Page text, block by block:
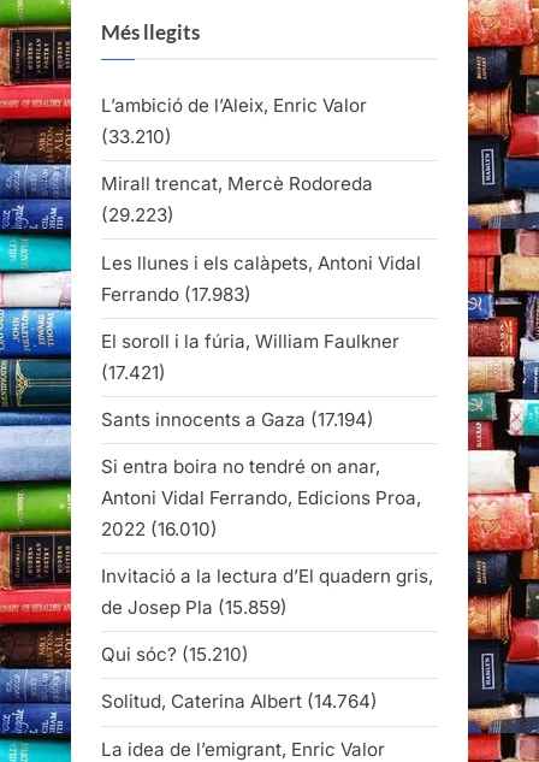
Més llegits
L’ambició de l’Aleix, Enric Valor
(33.210)
Mirall trencat, Mercè Rodoreda
(29.223)
Les llunes i els calàpets, Antoni Vidal
Ferrando (17.983)
El soroll i la fúria, William Faulkner
(17.421)
Sants innocents a Gaza (17.194)
Si entra boira no tendré on anar,
Antoni Vidal Ferrando, Edicions Proa,
2022 (16.010)
Invitació a la lectura d’El quadern gris,
de Josep Pla (15.859)
Qui sóc? (15.210)
Solitud, Caterina Albert (14.764)
La idea de l’emigrant, Enric Valor